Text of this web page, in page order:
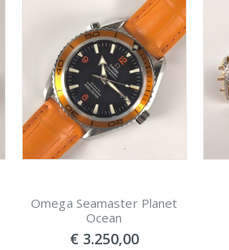
Omega Seamaster Planet
Ocean
€ 3.250,00